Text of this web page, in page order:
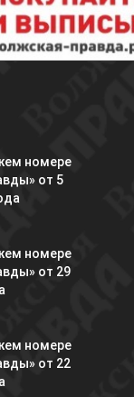
номере
от 5
номере
от 29
номере
от 22